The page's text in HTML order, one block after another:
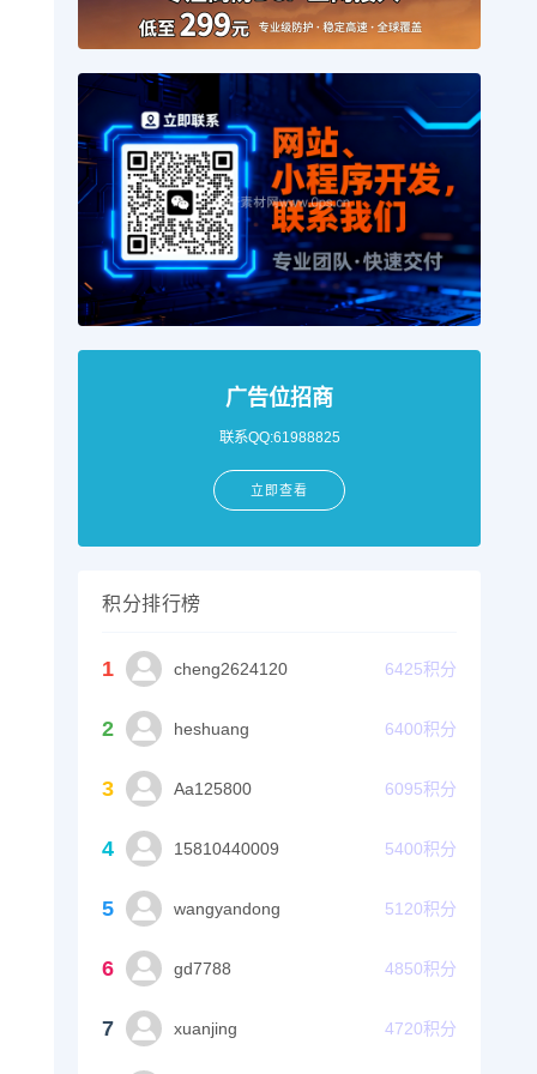
广告位招商
联系QQ:61988825
立即查看
积分排行榜
1 cheng2624120 6425积分
2 heshuang 6400积分
3 Aa125800 6095积分
4 15810440009 5400积分
5 wangyandong 5120积分
6 gd7788 4850积分
7 xuanjing 4720积分